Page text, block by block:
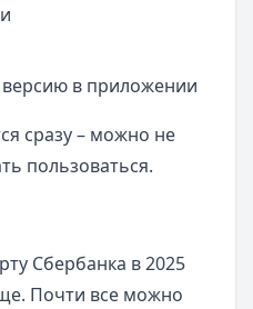
в приложении
сразу – можно не
пользоваться.
Сбербанка в 2025
Почти все можно